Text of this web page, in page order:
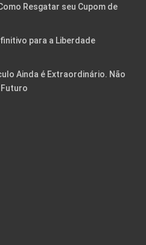
Resgatar seu Cupom de
para a Liberdade
Ainda é Extraordinário. Não
Futuro